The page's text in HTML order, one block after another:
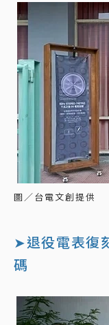
圖／台電文創提供
➤退役電表復
碼